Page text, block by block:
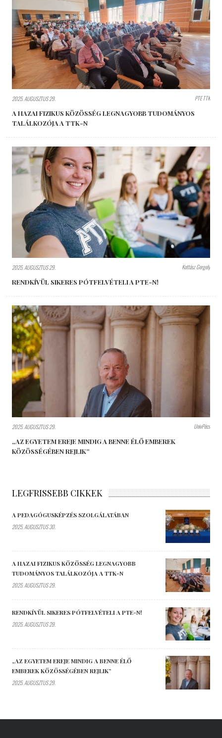
2025. AUGUSZTUS 29. PTE TTK
A HAZAI FIZIKUS KÖZÖSSÉG LEGNAGYOBB TUDOMÁNYOS
TALÁLKOZÓJA A TTK-N
2025. AUGUSZTUS 29. Kottász Gergely
RENDKÍVÜL SIKERES PÓTFELVÉTELI A PTE-N!
2025. AUGUSZTUS 29. UnivPécs
„AZ EGYETEM EREJE MINDIG A BENNE ÉLŐ EMBEREK
KÖZÖSSÉGÉBEN REJLIK”
LEGFRISSEBB CIKKEK
A PEDAGÓGUSKÉPZÉS SZOLGÁLATÁBAN
2025. AUGUSZTUS 30.
A HAZAI FIZIKUS KÖZÖSSÉG LEGNAGYOBB
TUDOMÁNYOS TALÁLKOZÓJA A TTK-N
2025. AUGUSZTUS 29.
RENDKÍVÜL SIKERES PÓTFELVÉTELI A PTE-N!
2025. AUGUSZTUS 29.
„AZ EGYETEM EREJE MINDIG A BENNE ÉLŐ
EMBEREK KÖZÖSSÉGÉBEN REJLIK”
2025. AUGUSZTUS 29.